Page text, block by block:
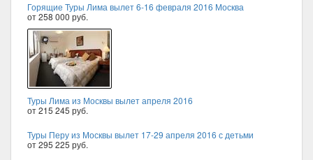
Горящие Туры Лима вылет 6-16 февраля 2016 Москва
от 258 000 руб.
Туры Лима из Москвы вылет апреля 2016
от 215 245 руб.
Туры Перу из Москвы вылет 17-29 апреля 2016 с детьми
от 295 225 руб.